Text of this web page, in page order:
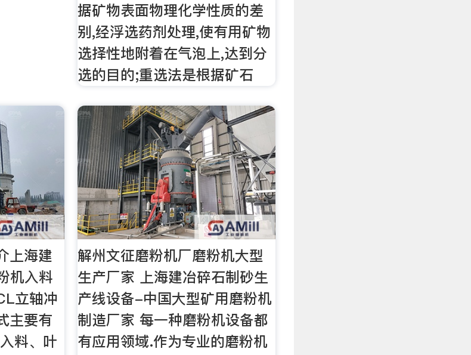
据矿物表面物理化学性质的差
别,经浮选药剂处理,使有用矿物
选择性地附着在气泡上,达到分
选的目的;重选法是根据矿石
上海建
机入料
立轴冲
主要有
料、叶
解州文征磨粉机厂磨粉机大型
生产厂家 上海建冶碎石制砂生
产线设备-中国大型矿用磨粉机
制造厂家 每一种磨粉机设备都
有应用领域.作为专业的磨粉机